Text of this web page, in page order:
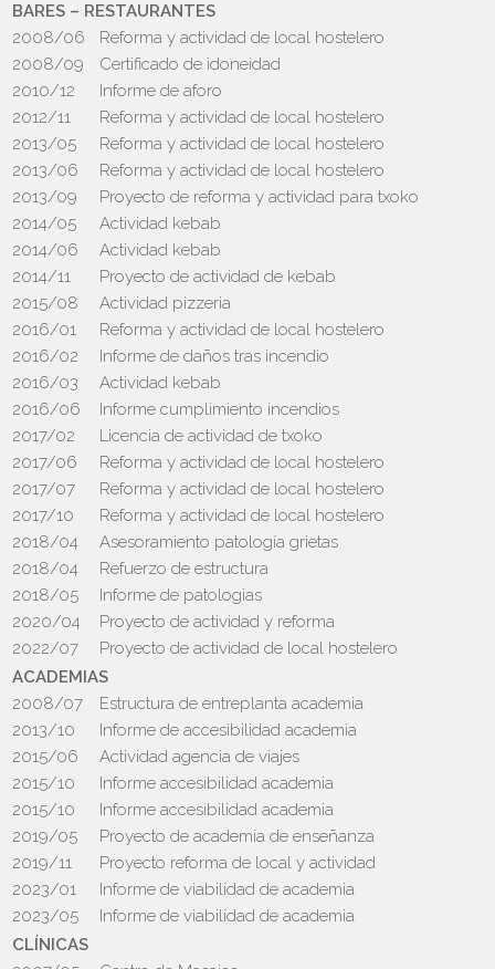
BARES – RESTAURANTES
2008/06
Reforma y actividad de local hostelero
2008/09
Certificado de idoneidad
2010/12
Informe de aforo
2012/11
Reforma y actividad de local hostelero
2013/05
Reforma y actividad de local hostelero
2013/06
Reforma y actividad de local hostelero
2013/09
Proyecto de reforma y actividad para txoko
2014/05
Actividad kebab
2014/06
Actividad kebab
2014/11
Proyecto de actividad de kebab
2015/08
Actividad pizzeria
2016/01
Reforma y actividad de local hostelero
2016/02
Informe de daños tras incendio
2016/03
Actividad kebab
2016/06
Informe cumplimiento incendios
2017/02
Licencia de actividad de txoko
2017/06
Reforma y actividad de local hostelero
2017/07
Reforma y actividad de local hostelero
2017/10
Reforma y actividad de local hostelero
2018/04
Asesoramiento patología grietas
2018/04
Refuerzo de estructura
2018/05
Informe de patologias
2020/04
Proyecto de actividad y reforma
2022/07
Proyecto de actividad de local hostelero
ACADEMIAS
2008/07
Estructura de entreplanta academia
2013/10
Informe de accesibilidad academia
2015/06
Actividad agencia de viajes
2015/10
Informe accesibilidad academia
2015/10
Informe accesibilidad academia
2019/05
Proyecto de academia de enseñanza
2019/11
Proyecto reforma de local y actividad
2023/01
Informe de viabilidad de academia
2023/05
Informe de viabilidad de academia
CLÍNICAS